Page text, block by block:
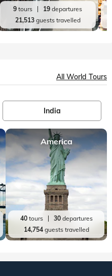
9 tours 19 departures
21,513guests travelled
All World Tours
India
America
40tours 30departures
14,754guests travelled